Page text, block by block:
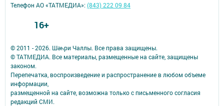
© 2011 - 2026. Шәһри Чаллы. Все права защищены.
© ТАТМЕДИА. Все материалы, размещенные на сайте, защищены
законом.
Перепечатка, воспроизведение и распространение в любом объеме
информации,
размещенной на сайте, возможна только с письменного согласия
редакций СМИ.
Телефон АО «ТАТМЕДИА»:(843) 222 09 84
16+